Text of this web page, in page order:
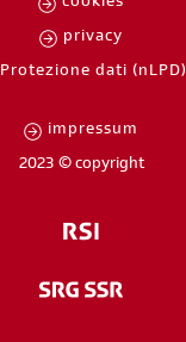
cookies
privacy
Protezione dati (nLPD)
impressum
2023 © copyright